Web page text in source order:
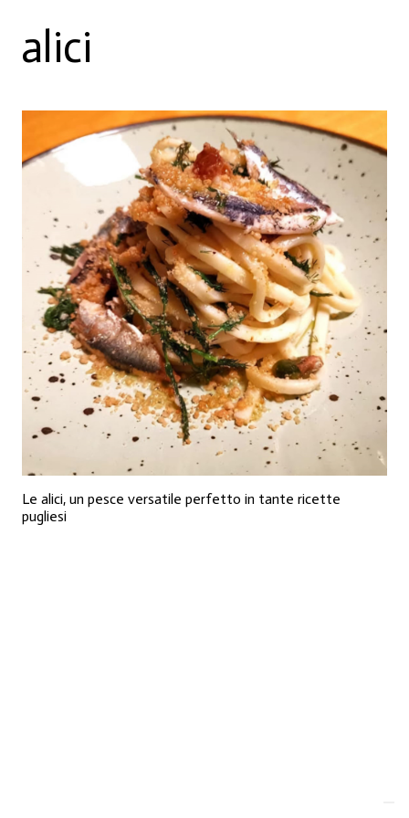
alici
Le alici, un pesce versatile perfetto in tante ricette
pugliesi